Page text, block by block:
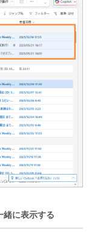
に表示する